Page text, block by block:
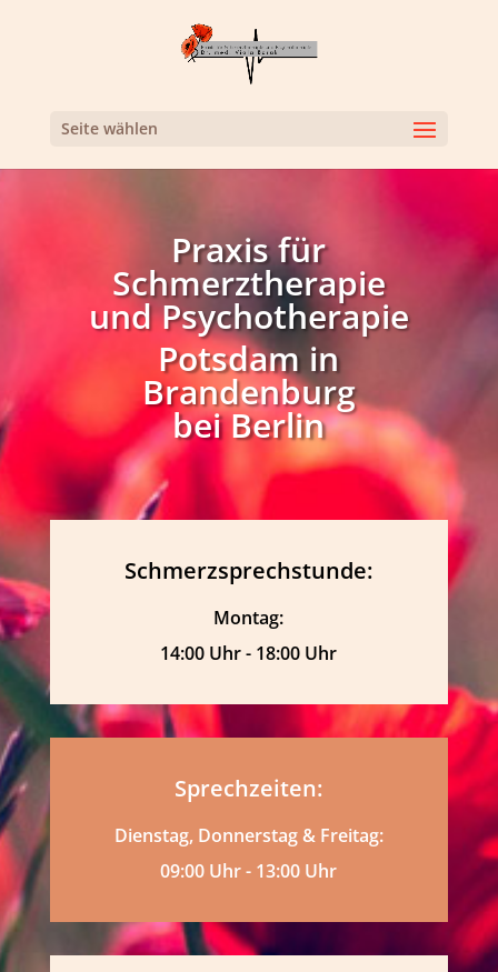
Seite wählen
Praxis für
Schmerztherapie
und Psychotherapie
Potsdam in
Brandenburg
bei Berlin
Schmerzsprechstunde:
Montag:
14:00 Uhr - 18:00 Uhr
Sprechzeiten:
Dienstag, Donnerstag & Freitag:
09:00 Uhr - 13:00 Uhr